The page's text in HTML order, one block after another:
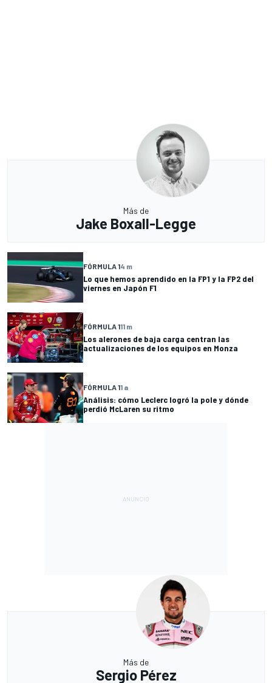
Más de
Jake Boxall-Legge
FÓRMULA 14 m
Lo que hemos aprendido en la FP1 y la FP2 del
viernes en Japón F1
FÓRMULA 111 m
Los alerones de baja carga centran las
actualizaciones de los equipos en Monza
FÓRMULA 11 a
Análisis: cómo Leclerc logró la pole y dónde
perdió McLaren su ritmo
Más de
Sergio Pérez